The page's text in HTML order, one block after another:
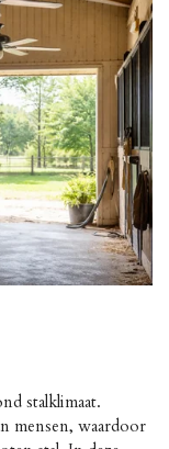
stalklimaat.
mensen, waardoor